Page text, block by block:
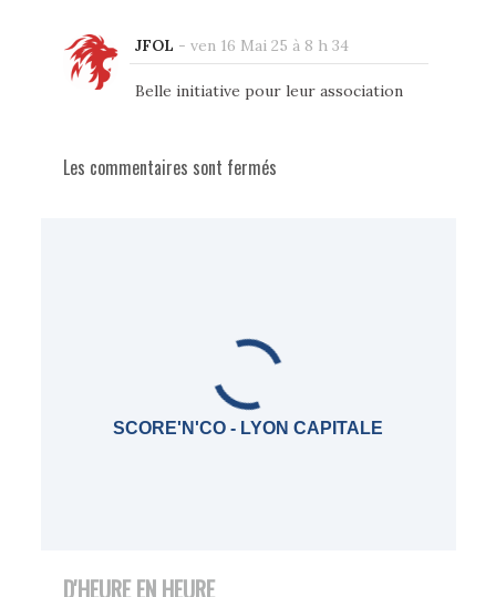
JFOL - ven 16 Mai 25 à 8 h 34
Belle initiative pour leur association
Les commentaires sont fermés
SCORE'N'CO - LYON CAPITALE
D'HEURE EN HEURE